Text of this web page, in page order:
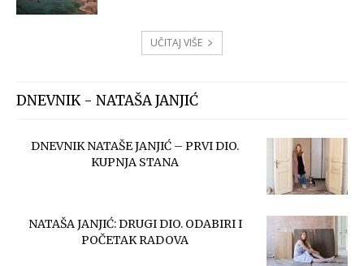
UČITAJ VIŠE
DNEVNIK - NATAŠA JANJIĆ
DNEVNIK NATAŠE JANJIĆ – PRVI DIO.
KUPNJA STANA
NATAŠA JANJIĆ: DRUGI DIO. ODABIRI I
POČETAK RADOVA